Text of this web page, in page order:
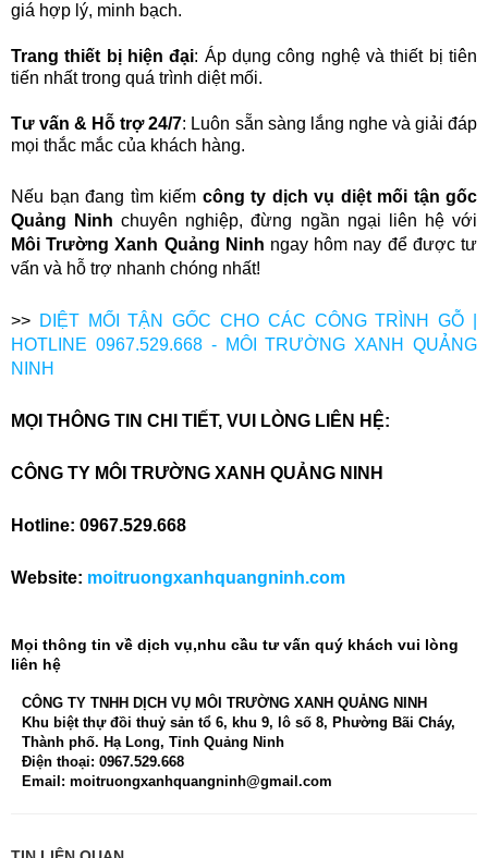
giá hợp lý, minh bạch.
Trang thiết bị hiện đại: Áp dụng công nghệ và thiết bị tiên
tiến nhất trong quá trình diệt mối.
Tư vấn & Hỗ trợ 24/7: Luôn sẵn sàng lắng nghe và giải đáp
mọi thắc mắc của khách hàng.
Nếu bạn đang tìm kiếm công ty dịch vụ diệt mối tận gốc
Quảng Ninh chuyên nghiệp, đừng ngần ngại liên hệ với
Môi Trường Xanh Quảng Ninh ngay hôm nay để được tư
vấn và hỗ trợ nhanh chóng nhất!
>> DIỆT MỐI TẬN GỐC CHO CÁC CÔNG TRÌNH GỖ |
HOTLINE 0967.529.668 - MÔI TRƯỜNG XANH QUẢNG
NINH
MỌI THÔNG TIN CHI TIẾT, VUI LÒNG LIÊN HỆ:
CÔNG TY MÔI TRƯỜNG XANH QUẢNG NINH
Hotline: 0967.529.668
Website: moitruongxanhquangninh.com
Mọi thông tin về dịch vụ,nhu cầu tư vấn quý khách vui lòng
liên hệ
CÔNG TY TNHH DỊCH VỤ MÔI TRƯỜNG XANH QUẢNG NINH
Khu biệt thự đồi thuỷ sản tổ 6, khu 9, lô số 8, Phường Bãi Cháy,
Thành phố. Hạ Long, Tỉnh Quảng Ninh
Điện thoại: 0967.529.668
Email: moitruongxanhquangninh@gmail.com